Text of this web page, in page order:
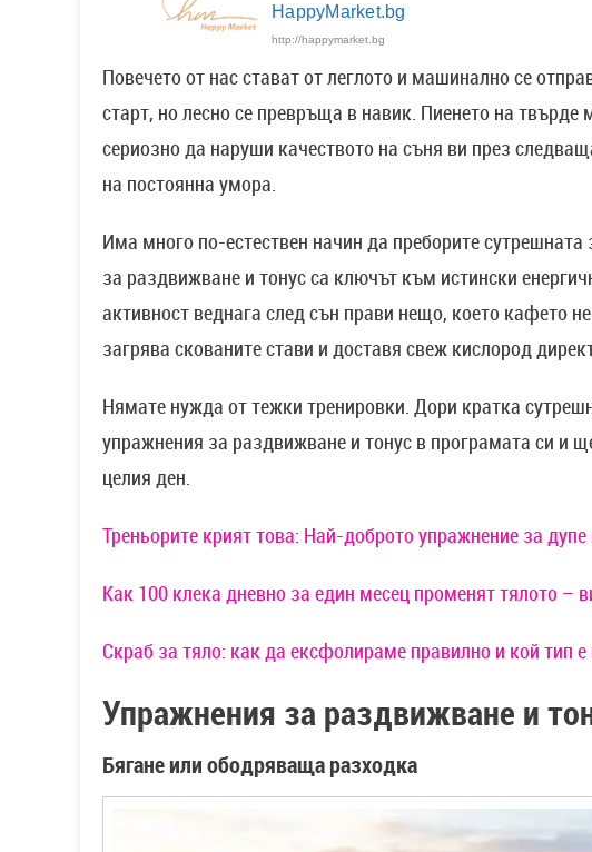
HappyMarket.bg
http://happymarket.bg
Повечето от нас стават от леглото и машинално се
старт, но лесно се превръща в навик. Пиенето на
сериозно да наруши качеството на съня ви през
на постоянна умора.
Има много по-естествен начин да преборите
за раздвижване и тонус са ключът към истински
активност веднага след сън прави нещо, което кафето
загрява скованите стави и доставя свеж кислород
Нямате нужда от тежки тренировки. Дори кратка
упражнения за раздвижване и тонус в програмата си и
целия ден.
Треньорите крият това: Най-доброто упражнение за
Как 100 клека дневно за един месец променят тялото –
Скраб за тяло: как да ексфолираме правилно и кой тип
Упражнения за раздвижване и
Бягане или ободряваща разходка